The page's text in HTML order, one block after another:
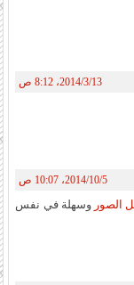
13‏/3‏/2014، 8:12 ص
5‏/10‏/2014، 10:07 ص
الصور وسهلة في نفس